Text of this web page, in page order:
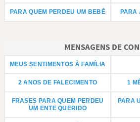
PARA QUEM PERDEU UM BEBÊ PARA
MENSAGENS DE
MEUS SENTIMENTOS À FAMÍLIA
2 ANOS DE FALECIMENTO 1
FRASES PARA QUEM PERDEU
UM ENTE QUERIDO
PARA